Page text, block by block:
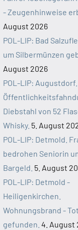
- Zeugenhinweise
August 2026
POL-LIP: Bad
um Silbermünzen
August 2026
POL-LIP: Augustdorf.
Diebstahl von 52
Whisky. 5. August
POL-LIP: Detmold.
bedrohen Seniorin
Bargeld. 5. August
POL-LIP: Detmold -
Heiligenkirchen.
Wohnungsbrand -
gefunden. 4. August